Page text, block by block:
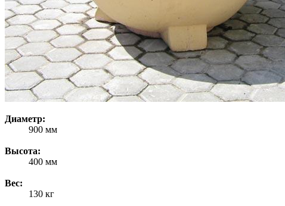
Диаметр:
900 мм
Высота:
400 мм
Вес:
130 кг